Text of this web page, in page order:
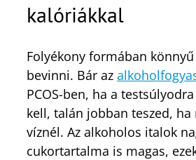
kalóriákkal
Folyékony formában
bevinni. Bár az
PCOS-ben, ha a
kell, talán jobban teszed, ha
víznél. Az alkoholos italok
cukortartalma is magas,